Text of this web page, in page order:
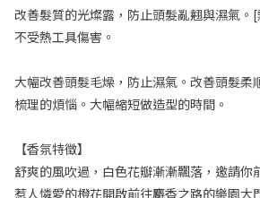
改善髮質的光燦露，防止頭髮亂翹與濕氣
不受熱工具傷害。
大幅改善頭髮毛燥，防止濕氣。改善頭髮柔
梳理的煩惱。大幅縮短做造型的時間。
【香氛特徵】
舒爽的風吹過，白色花瓣漸漸飄落，邀請你
惹人憐愛的橙花開啟前往麝香之路的樂園大